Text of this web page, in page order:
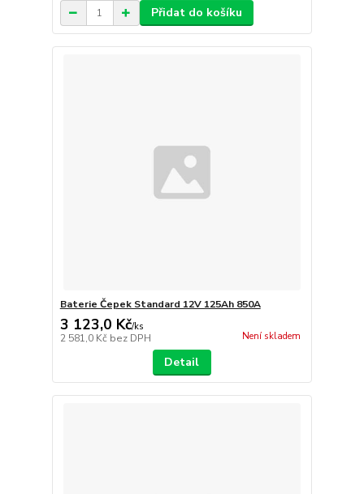
Přidat do košíku
Baterie Čepek Standard 12V 125Ah 850A
3 123,0 Kč/ks
2 581,0 Kč bez DPH Není skladem
Detail